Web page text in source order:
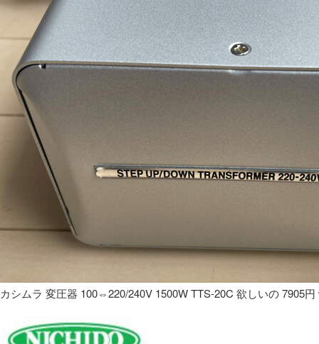
カシムラ 変圧器 100⇔220/240V 1500W TTS-20C 欲しいの 7905円